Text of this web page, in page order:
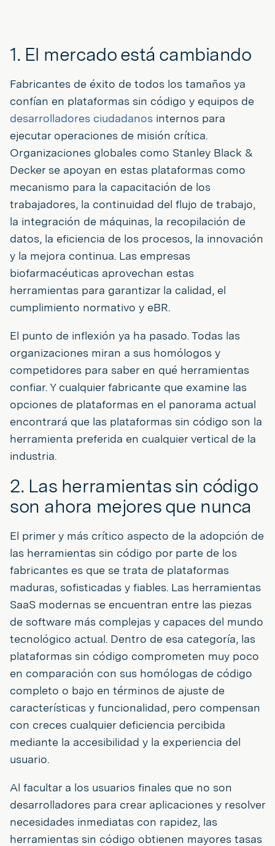
1. El mercado está cambiando
Fabricantes de éxito de todos los tamaños ya
confían en plataformas sin código y equipos de
desarrolladores ciudadanos internos para
ejecutar operaciones de misión crítica.
Organizaciones globales como Stanley Black &
Decker se apoyan en estas plataformas como
mecanismo para la capacitación de los
trabajadores, la continuidad del flujo de trabajo,
la integración de máquinas, la recopilación de
datos, la eficiencia de los procesos, la innovación
y la mejora continua. Las empresas
biofarmacéuticas aprovechan estas
herramientas para garantizar la calidad, el
cumplimiento normativo y eBR.
El punto de inflexión ya ha pasado. Todas las
organizaciones miran a sus homólogos y
competidores para saber en qué herramientas
confiar. Y cualquier fabricante que examine las
opciones de plataformas en el panorama actual
encontrará que las plataformas sin código son la
herramienta preferida en cualquier vertical de la
industria.
2. Las herramientas sin código
son ahora mejores que nunca
El primer y más crítico aspecto de la adopción de
las herramientas sin código por parte de los
fabricantes es que se trata de plataformas
maduras, sofisticadas y fiables. Las herramientas
SaaS modernas se encuentran entre las piezas
de software más complejas y capaces del mundo
tecnológico actual. Dentro de esa categoría, las
plataformas sin código comprometen muy poco
en comparación con sus homólogas de código
completo o bajo en términos de ajuste de
características y funcionalidad, pero compensan
con creces cualquier deficiencia percibida
mediante la accesibilidad y la experiencia del
usuario.
Al facultar a los usuarios finales que no son
desarrolladores para crear aplicaciones y resolver
necesidades inmediatas con rapidez, las
herramientas sin código obtienen mayores tasas